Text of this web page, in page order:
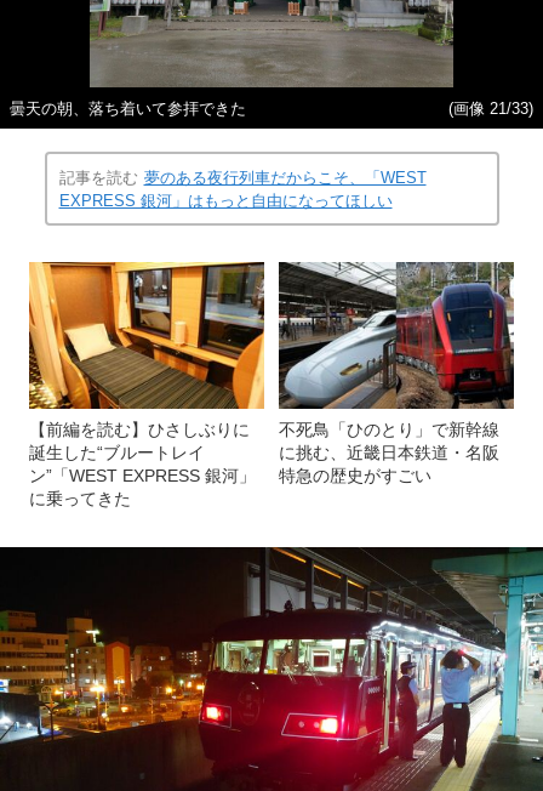
曇天の朝、落ち着いて参拝できた (画像 21/33)
記事を読む 夢のある夜行列車だからこそ、「WEST
EXPRESS 銀河」はもっと自由になってほしい
【前編を読む】ひさしぶりに
誕生した“ブルートレイ
ン”「WEST EXPRESS 銀河」
に乗ってきた
不死鳥「ひのとり」で新幹線
に挑む、近畿日本鉄道・名阪
特急の歴史がすごい